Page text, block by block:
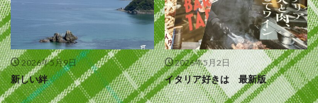
2026年5月9日
新しい絆
2026年5月2日
イタリア好きは 最新版